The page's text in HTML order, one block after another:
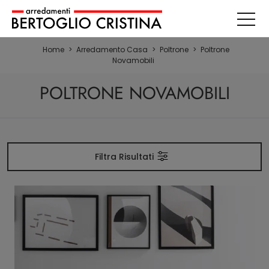
Home > Arredamento Casa > Poltrone > Poltrone
Novamobili
POLTRONE NOVAMOBILI
Filtra Risultati